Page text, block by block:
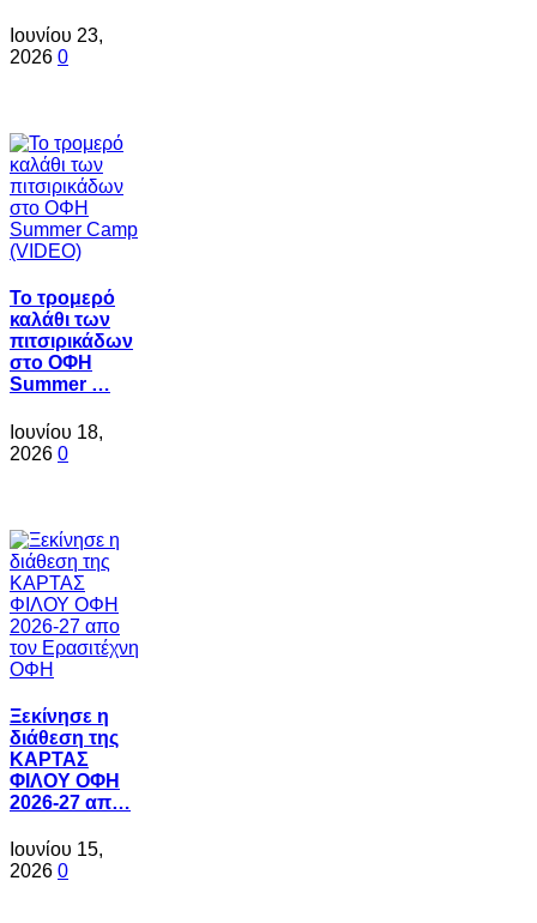
Ιουνίου 23,
2026 0
Το τρομερό
καλάθι των
πιτσιρικάδων
στο ΟΦΗ
Summer …
Ιουνίου 18,
2026 0
Ξεκίνησε η
διάθεση της
ΚΑΡΤΑΣ
ΦΙΛΟΥ ΟΦΗ
2026-27 απ…
Ιουνίου 15,
2026 0